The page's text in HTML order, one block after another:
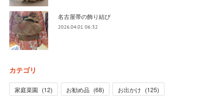
名古屋帯の飾り結び
2026.04.01 06:32
カテゴリ
家庭菜園 (12) お勧め品 (68) お出かけ (125)